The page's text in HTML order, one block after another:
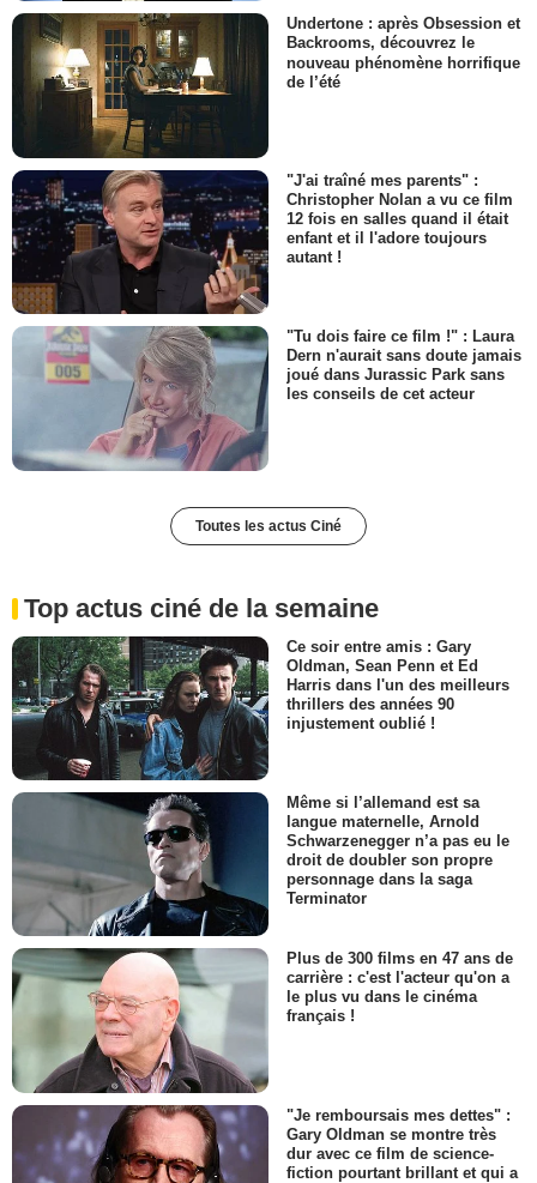
Undertone : après Obsession et
Backrooms, découvrez le
nouveau phénomène horrifique
de l’été
"J'ai traîné mes parents" :
Christopher Nolan a vu ce film
12 fois en salles quand il était
enfant et il l'adore toujours
autant !
"Tu dois faire ce film !" : Laura
Dern n'aurait sans doute jamais
joué dans Jurassic Park sans
les conseils de cet acteur
Toutes les actus Ciné
Top actus ciné de la semaine
Ce soir entre amis : Gary
Oldman, Sean Penn et Ed
Harris dans l'un des meilleurs
thrillers des années 90
injustement oublié !
Même si l’allemand est sa
langue maternelle, Arnold
Schwarzenegger n’a pas eu le
droit de doubler son propre
personnage dans la saga
Terminator
Plus de 300 films en 47 ans de
carrière : c'est l'acteur qu'on a
le plus vu dans le cinéma
français !
"Je remboursais mes dettes" :
Gary Oldman se montre très
dur avec ce film de science-
fiction pourtant brillant et qui a